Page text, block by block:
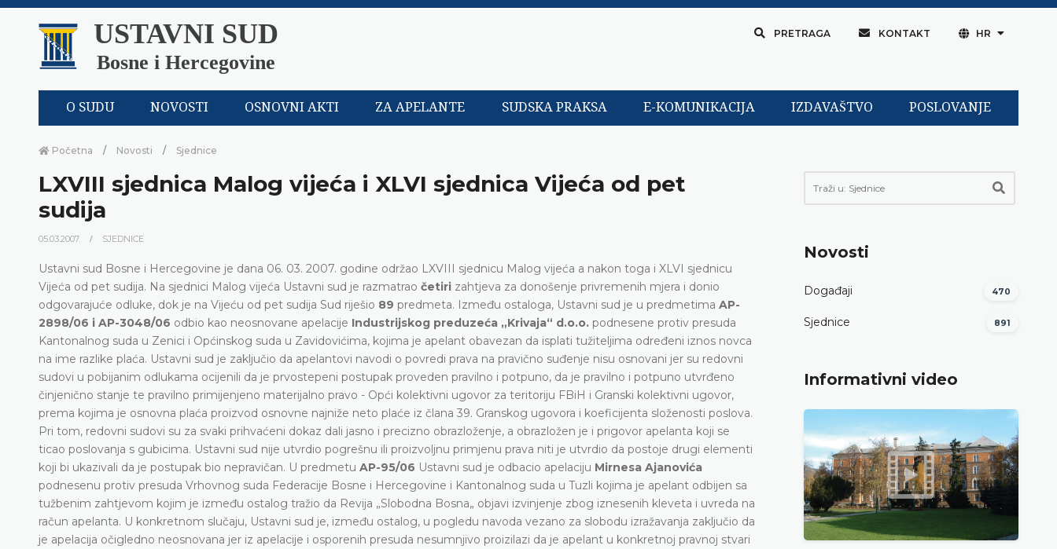
USTAVNI SUD
Bosne i Hercegovine
PRETRAGA KONTAKT HR
O SUDU NOVOSTI OSNOVNI AKTI ZA APELANTE SUDSKA PRAKSA E-KOMUNIKACIJA IZDAVAŠTVO POSLOVANJE
Početna Novosti Sjednice
LXVIII sjednica Malog vijeća i XLVI sjednica Vijeća od pet
sudija
05.03.2007. SJEDNICE
Ustavni sud Bosne i Hercegovine je dana 06. 03. 2007. godine održao LXVIII sjednicu Malog vijeća a nakon toga i XLVI sjednicu
Vijeća od pet sudija. Na sjednici Malog vijeća Ustavni sud je razmatrao četiri zahtjeva za donošenje privremenih mjera i donio
odgovarajuće odluke, dok je na Vijeću od pet sudija Sud riješio 89 predmeta. Između ostaloga, Ustavni sud je u predmetima AP-
2898/06 i AP-3048/06 odbio kao neosnovane apelacije Industrijskog preduzeća „Krivaja“ d.o.o. podnesene protiv presuda
Kantonalnog suda u Zenici i Općinskog suda u Zavidovićima, kojima je apelant obavezan da isplati tužiteljima određeni iznos novca
na ime razlike plaća. Ustavni sud je zaključio da apelantovi navodi o povredi prava na pravično suđenje nisu osnovani jer su redovni
sudovi u pobijanim odlukama ocijenili da je prvostepeni postupak proveden pravilno i potpuno, da je pravilno i potpuno utvrđeno
činjenično stanje te pravilno primijenjeno materijalno pravo - Opći kolektivni ugovor za teritoriju FBiH i Granski kolektivni ugovor,
prema kojima je osnovna plaća proizvod osnovne najniže neto plaće iz člana 39. Granskog ugovora i koeficijenta složenosti poslova.
Pri tom, redovni sudovi su za svaki prihvaćeni dokaz dali jasno i precizno obrazloženje, a obrazložen je i prigovor apelanta koji se
ticao poslovanja s gubicima. Ustavni sud nije utvrdio pogrešnu ili proizvoljnu primjenu prava niti je utvrdio da postoje drugi elementi
koji bi ukazivali da je postupak bio nepravičan. U predmetu AP-95/06 Ustavni sud je odbacio apelaciju Mirnesa Ajanovića
podnesenu protiv presuda Vrhovnog suda Federacije Bosne i Hercegovine i Kantonalnog suda u Tuzli kojima je apelant odbijen sa
tužbenim zahtjevom kojim je između ostalog tražio da Revija „Slobodna Bosna„ objavi izvinjenje zbog iznesenih kleveta i uvreda na
račun apelanta. U konkretnom slučaju, Ustavni sud je, između ostalog, u pogledu navoda vezano za slobodu izražavanja zaključio da
je apelacija očigledno neosnovana jer iz apelacije i osporenih presuda nesumnjivo proizilazi da je apelant u konkretnoj pravnoj stvari
Novosti
Događaji 470
Sjednice 891
Informativni video